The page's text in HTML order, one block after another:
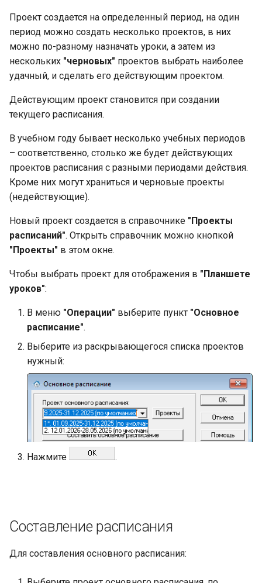
Проект создается на определенный период, на один
период можно создать несколько проектов, в них
можно по-разному назначать уроки, а затем из
нескольких "черновых" проектов выбрать наиболее
удачный, и сделать его действующим проектом.
Действующим проект становится при создании
текущего расписания.
В учебном году бывает несколько учебных периодов
– соответственно, столько же будет действующих
проектов расписания с разными периодами действия.
Кроме них могут храниться и черновые проекты
(недействующие).
Новый проект создается в справочнике "Проекты
расписаний". Открыть справочник можно кнопкой
"Проекты" в этом окне.
Чтобы выбрать проект для отображения в "Планшете
уроков":
В меню "Операции" выберите пункт "Основное
расписание".
Выберите из раскрывающегося списка проектов
нужный:
Нажмите .
Составление расписания
Для составления основного расписания: